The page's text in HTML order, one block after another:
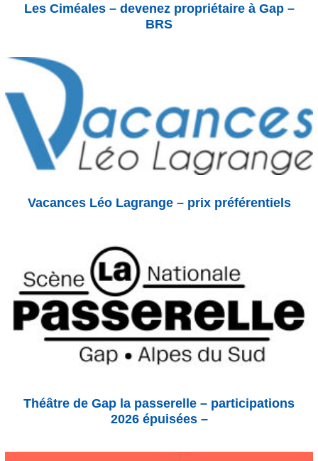
Les Ciméales – devenez propriétaire à Gap –
BRS
Vacances Léo Lagrange – prix préférentiels
Théâtre de Gap la passerelle – participations
2026 épuisées –